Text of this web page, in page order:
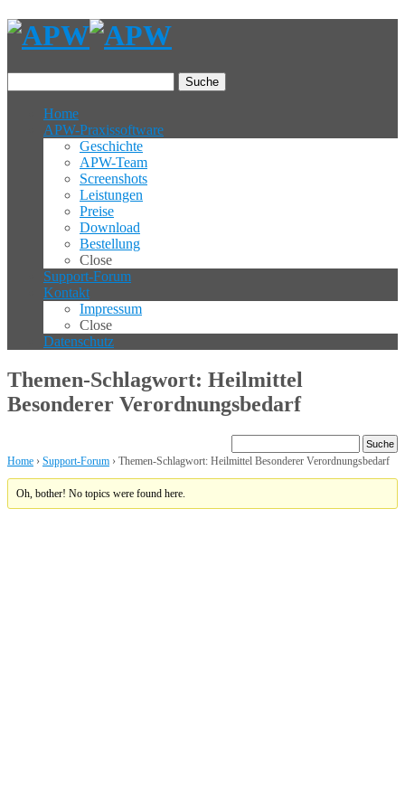
Suche
Home
APW-Praxissoftware
Geschichte
APW-Team
Screenshots
Leistungen
Preise
Download
Bestellung
Close
Support-Forum
Kontakt
Impressum
Close
Datenschutz
Themen-Schlagwort: Heilmittel
Besonderer Verordnungsbedarf
Home › Support-Forum › Themen-Schlagwort: Heilmittel Besonderer Verordnungsbedarf
Oh, bother! No topics were found here.